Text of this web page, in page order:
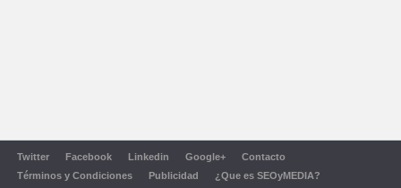
Twitter Facebook Linkedin Google+
Contacto
Términos y Condiciones
Publicidad ¿Que es SEOyMEDIA?